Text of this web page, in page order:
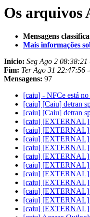
Os arquivos
Mensagens
Mais informações
Inicio: Seg Ago 2 08:38:21
Fim: Ter Ago 31 22:47:56
Mensagens: 97
[caiu] - NFCe está
[caiu] [Caiu] detran
[caiu] [Caiu] detran
[caiu]
[caiu]
[caiu] [EXTERNAL]
[caiu] [EXTERNAL]
[caiu] [EXTERNAL]
[caiu] [EXTERNAL]
[caiu] [EXTERNAL]
[caiu] [EXTERNAL]
[caiu] [EXTERNAL]
[caiu] [EXTERNAL]
[caiu] [EXTERNAL]